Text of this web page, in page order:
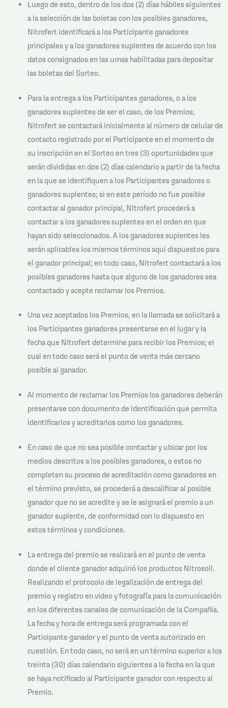
Luego de esto, dentro de los dos (2) días hábiles siguientes
a la selección de las boletas con los posibles ganadores,
Nitrofert identificará a los Participante ganadores
principales y a los ganadores suplentes de acuerdo con los
datos consignados en las urnas habilitadas para depositar
las boletas del Sorteo.
Para la entrega a los Participantes ganadores, o a los
ganadores suplentes de ser el caso, de los Premios,
Nitrofert se contactará inicialmente al número de celular de
contacto registrado por el Participante en el momento de
su inscripción en el Sorteo en tres (3) oportunidades que
serán divididas en dos (2) días calendario a partir de la fecha
en la que se identifiquen a los Participantes ganadores o
ganadores suplentes; si en este período no fue posible
contactar al ganador principal, Nitrofert procederá a
contactar a los ganadores suplentes en el orden en que
hayan sido seleccionados. A los ganadores suplentes les
serán aplicables los mismos términos aquí dispuestos para
el ganador principal; en todo caso, Nitrofert contactará a los
posibles ganadores hasta que alguno de los ganadores sea
contactado y acepte reclamar los Premios.
Una vez aceptados los Premios, en la llamada se solicitará a
los Participantes ganadores presentarse en el lugar y la
fecha que Nitrofert determine para recibir los Premios; el
cual en todo caso será el punto de venta más cercano
posible al ganador.
Al momento de reclamar los Premios los ganadores deberán
presentarse con documento de identificación que permita
identificarlos y acreditarlos como los ganadores.
En caso de que no sea posible contactar y ubicar por los
medios descritos a los posibles ganadores, o estos no
completen su proceso de acreditación como ganadores en
el término previsto, se procederá a descalificar al posible
ganador que no se acredite y se le asignará el premio a un
ganador suplente, de conformidad con lo dispuesto en
estos términos y condiciones.
La entrega del premio se realizará en el punto de venta
donde el cliente ganador adquirió los productos Nitrosoil.
Realizando el protocolo de legalización de entrega del
premio y registro en video y fotografía para la comunicación
en los diferentes canales de comunicación de la Compañía.
La fecha y hora de entrega será programada con el
Participante ganador y el punto de venta autorizado en
cuestión. En todo caso, no será en un término superior a los
treinta (30) días calendario siguientes a la fecha en la que
se haya notificado al Participante ganador con respecto al
Premio.